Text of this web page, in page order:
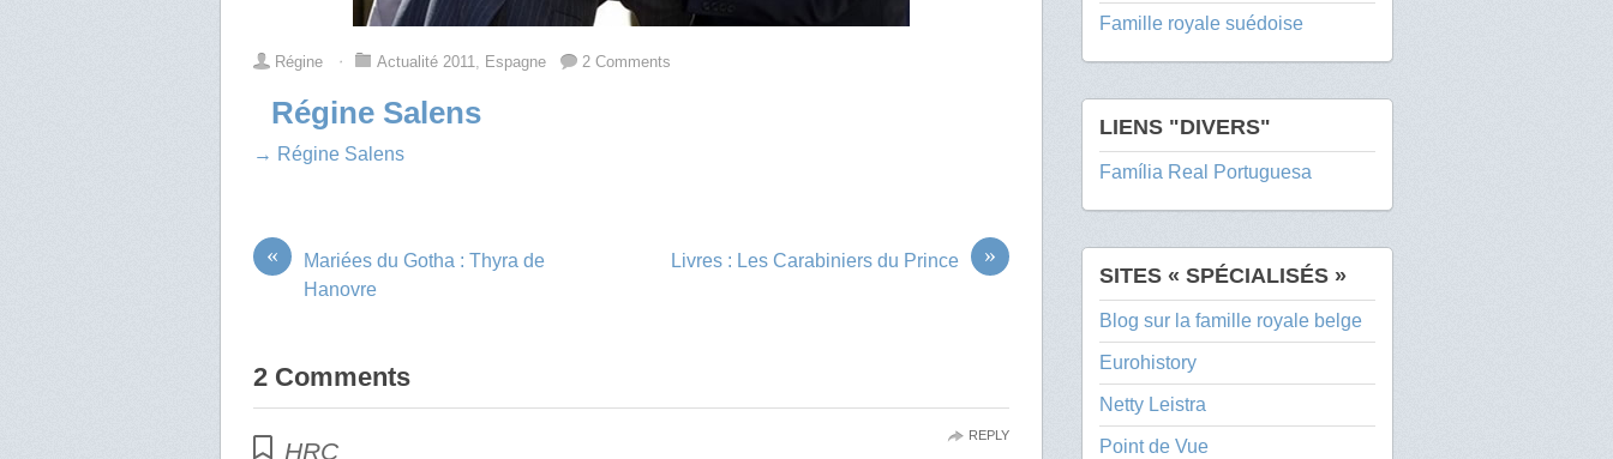
Régine ⋅ Actualité 2011, Espagne 2 Comments
Régine Salens
→ Régine Salens
«
Mariées du Gotha : Thyra de
Hanovre
»
Livres : Les Carabiniers du Prince
2 Comments
HRC
REPLY
Famille royale suédoise
LIENS "DIVERS"
Família Real Portuguesa
SITES « SPÉCIALISÉS »
Blog sur la famille royale belge
Eurohistory
Netty Leistra
Point de Vue